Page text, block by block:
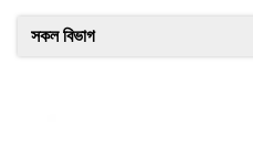
সকল বিভাগ